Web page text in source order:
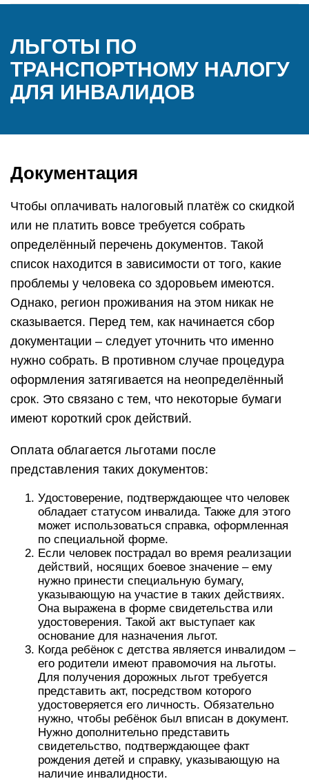
ЛЬГОТЫ ПО
ТРАНСПОРТНОМУ НАЛОГУ
ДЛЯ ИНВАЛИДОВ
Документация
Чтобы оплачивать налоговый платёж со скидкой
или не платить вовсе требуется собрать
определённый перечень документов. Такой
список находится в зависимости от того, какие
проблемы у человека со здоровьем имеются.
Однако, регион проживания на этом никак не
сказывается. Перед тем, как начинается сбор
документации – следует уточнить что именно
нужно собрать. В противном случае процедура
оформления затягивается на неопределённый
срок. Это связано с тем, что некоторые бумаги
имеют короткий срок действий.
Оплата облагается льготами после
представления таких документов:
Удостоверение, подтверждающее что человек
обладает статусом инвалида. Также для этого
может использоваться справка, оформленная
по специальной форме.
Если человек пострадал во время реализации
действий, носящих боевое значение – ему
нужно принести специальную бумагу,
указывающую на участие в таких действиях.
Она выражена в форме свидетельства или
удостоверения. Такой акт выступает как
основание для назначения льгот.
Когда ребёнок с детства является инвалидом –
его родители имеют правомочия на льготы.
Для получения дорожных льгот требуется
представить акт, посредством которого
удостоверяется его личность. Обязательно
нужно, чтобы ребёнок был вписан в документ.
Нужно дополнительно представить
свидетельство, подтверждающее факт
рождения детей и справку, указывающую на
наличие инвалидности.